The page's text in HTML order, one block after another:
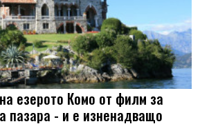
езерото Комо от филм за
пазара - и е изненадващо